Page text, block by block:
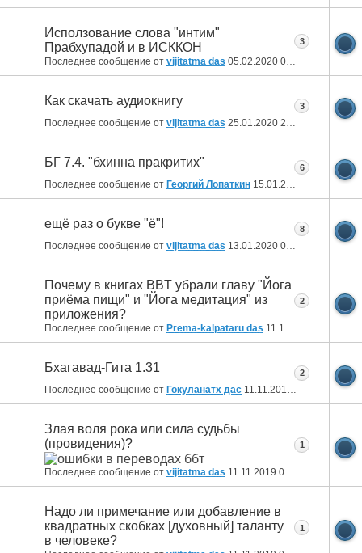
Исползование слова "интим"
Прабхупадой и в ИСККОН
Последнее сообщение от vijitatma das 05.02.2020 00:33
3
Как скачать аудиокнигу
Последнее сообщение от vijitatma das 25.01.2020 23:41
3
БГ 7.4. "бхинна пракритих"
Последнее сообщение от Георгий Лопаткин 15.01.2020
6
ещё раз о букве "ё"!
Последнее сообщение от vijitatma das 13.01.2020 00:32
8
Почему в книгах BBT убрали главу "Йога
приёма пищи" и "Йога медитация" из
приложения?
Последнее сообщение от Prema-kalpataru das 11.11.2019
2
Бхагавад-Гита 1.31
Последнее сообщение от Гокуланатх дас 11.11.2019 21:12
2
Злая воля рока или сила судьбы
(провидения)?
Последнее сообщение от vijitatma das 11.11.2019 01:43
1
Надо ли примечание или добавление в
квадратных скобках [духовный] таланту
в человеке?
1